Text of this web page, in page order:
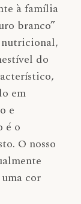
à família
branco”
nutricional,
do
em
e
é o
O nosso
cor